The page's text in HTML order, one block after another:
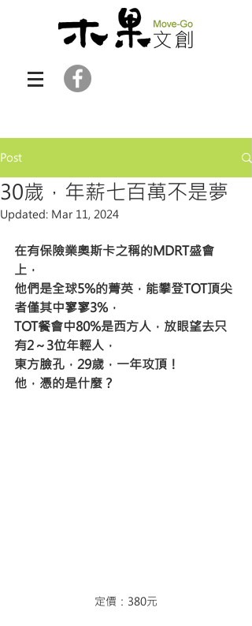
Post
30歲，年薪七百萬不是夢
Updated: Mar 11, 2024
在有保險業奧斯卡之稱的MDRT盛會
上，
他們是全球5%的菁英，能攀登TOT頂尖
者僅其中寥寥3%，
TOT餐會中80%是西方人，放眼望去只
有2～3位年輕人，
東方臉孔，29歲，一年攻頂！
他，憑的是什麼？
定價：380元